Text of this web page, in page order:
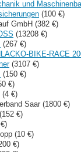
und
(100 €)
GmbH (382 €)
(13208 €)
(267 €)
BIKE-RACE
(3107 €)
(150 €)
€)
(4 €)
Saar (1800 €)
€)
(10 €)
€)